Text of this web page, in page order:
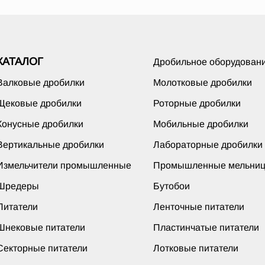
Дробильное
дробилки Молотковые дробилки
дробилки Роторные дробилки
дробилки Мобильные дробилки
дробилки Лабораторные дробилки
промышленные Промышленные
Бутобои
Ленточные питатели
питатели Пластинчатые питатели
питатели Лотковые питатели